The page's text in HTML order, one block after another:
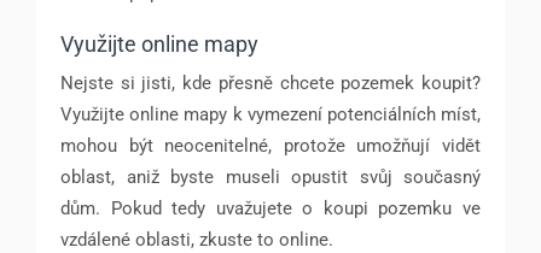
Využijte online mapy
Nejste si jisti, kde přesně chcete pozemek koupit?
Využijte online mapy k vymezení potenciálních míst,
mohou být neocenitelné, protože umožňují vidět
oblast, aniž byste museli opustit svůj současný
dům. Pokud tedy uvažujete o koupi pozemku ve
vzdálené oblasti, zkuste to online.